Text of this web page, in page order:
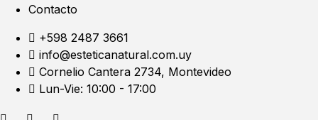
Contacto
+598 2487 3661
info@esteticanatural.com.uy
Cornelio Cantera 2734, Montevideo
Lun-Vie: 10:00 - 17:00